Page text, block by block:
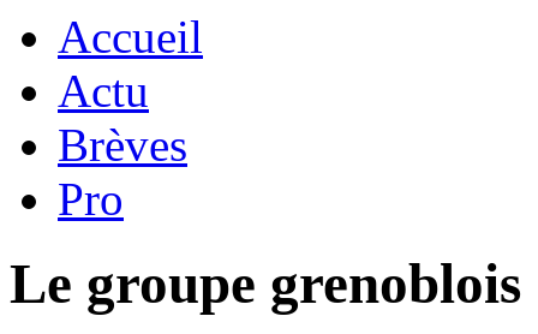
Accueil
Actu
Brèves
Pro
Le groupe grenoblois